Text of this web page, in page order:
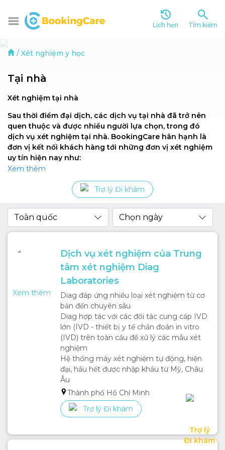
Lịch hẹn Tìm kiếm
/ Xét nghiệm y học
Tại nhà
Xét nghiệm tại nhà
Sau thời điểm đại dịch, các dịch vụ tại nhà đã trở nên
quen thuộc và được nhiều người lựa chọn, trong đó
dịch vụ xét nghiệm tại nhà. BookingCare hân hạnh là
đơn vị kết nối khách hàng tới những đơn vị xét nghiệm
uy tín hiện nay như:
- Trung tâm xét nghiệm Diag Laboratories
- Trung tâm Xét nghiệm True Medicine
- Trung tâm Xét nghiệm Happiny
Lợi ích của dịch vụ đặt lịch xét nghiệm tại nhà qua
BookingCare
- Đảm bảo an toàn: Xét nghiệm tại nhà giúp bạn hạn
chế đi lại và tiếp xúc đông người, lây nhiễm trong cộng
- Đặt lịch dễ dàng: Khách hàng chủ động sắp xếp thời
gian, địa điểm lấy mẫu.
- Trả kết quả nhanh chóng, đúng hẹn: Phù hợp cả với
những người có nhu cầu di chuyển nội thành và ngoại
thành liên tục, lịch trình gấp. Thông báo kết quả qua
điện thoại, email và chuyển phát nhanh bản cứng.
- Quy trình xét nghiệm đảm bảo, tuân thủ theo quy định
của Bộ Y tế.
Xem thêm
Trợ lý Đi khám
Toàn quốc Chọn ngày
Xem thêm
Dịch vụ xét nghiệm của Trung
tâm xét nghiệm Diag
Laboratories
Diag đáp ứng nhiều loại xét nghiệm từ cơ
bản đến chuyên sâu
Diag hợp tác với các đối tác cung cấp IVD
lớn (IVD - thiết bị y tế chẩn đoán in vitro
(IVD) trên toàn cầu để xử lý các mẫu xét
nghiệm
Hệ thống máy xét nghiệm tự động, hiện
đại, hầu hết được nhập khẩu từ Mỹ, Châu
Âu
Thành phố Hồ Chí Minh
Trợ lý Đi khám
Trợ lý
Đi khám